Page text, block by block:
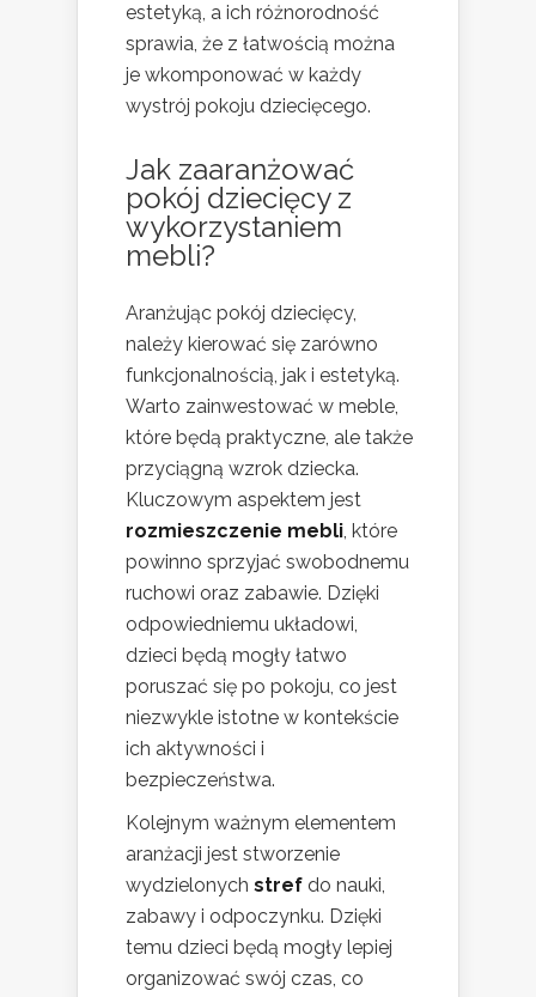
estetyką, a ich różnorodność
sprawia, że z łatwością można
je wkomponować w każdy
wystrój pokoju dziecięcego.
Jak zaaranżować
pokój dziecięcy z
wykorzystaniem
mebli?
Aranżując pokój dziecięcy,
należy kierować się zarówno
funkcjonalnością, jak i estetyką.
Warto zainwestować w meble,
które będą praktyczne, ale także
przyciągną wzrok dziecka.
Kluczowym aspektem jest
rozmieszczenie mebli, które
powinno sprzyjać swobodnemu
ruchowi oraz zabawie. Dzięki
odpowiedniemu układowi,
dzieci będą mogły łatwo
poruszać się po pokoju, co jest
niezwykle istotne w kontekście
ich aktywności i
bezpieczeństwa.
Kolejnym ważnym elementem
aranżacji jest stworzenie
wydzielonych stref do nauki,
zabawy i odpoczynku. Dzięki
temu dzieci będą mogły lepiej
organizować swój czas, co